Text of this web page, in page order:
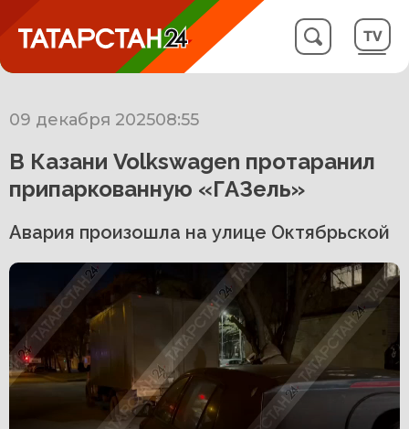
09 декабря 202508:55
В Казани Volkswagen протаранил
припаркованную «ГАЗель»
Авария произошла на улице Октябрьской